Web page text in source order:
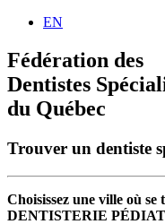
EN
Fédération des
Dentistes
du Québec
Trouver un dentiste
Choisissez une ville où se
DENTISTERIE